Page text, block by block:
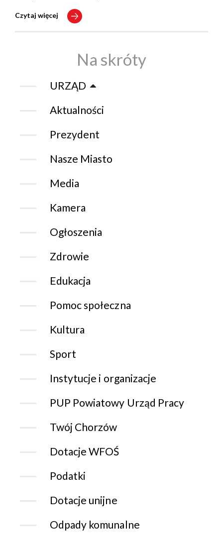
Czytaj więcej
Na skróty
URZĄD
Aktualności
Prezydent
Nasze Miasto
Media
Kamera
Ogłoszenia
Zdrowie
Edukacja
Pomoc społeczna
Kultura
Sport
Instytucje i organizacje
PUP Powiatowy Urząd Pracy
Twój Chorzów
Dotacje WFOŚ
Podatki
Dotacje unijne
Odpady komunalne